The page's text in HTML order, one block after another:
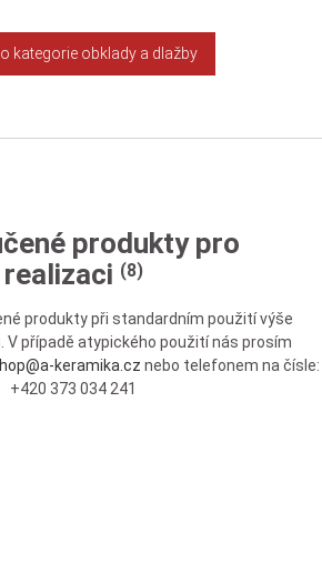
kategorie obklady a dlažby
produkty pro
realizaci (8)
produkty při standardním použití výše
V případě atypického použití nás prosím
keramika.cz nebo telefonem na čísle:
+420 373 034 241